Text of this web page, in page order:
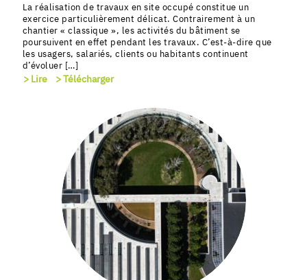
La réalisation de travaux en site occupé constitue un
exercice particulièrement délicat. Contrairement à un
chantier « classique », les activités du bâtiment se
poursuivent en effet pendant les travaux. C’est-à-dire que
les usagers, salariés, clients ou habitants continuent
d’évoluer […]
> Lire > Télécharger